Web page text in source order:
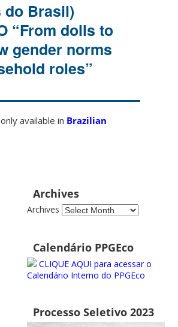
do Brasil)
“From dolls to
gender norms
roles”
available in Brazilian
Archives
Archives
Calendário PPGEco
CLIQUE AQUI para acessar o
Calendário Interno do PPGEco
Processo Seletivo 2023